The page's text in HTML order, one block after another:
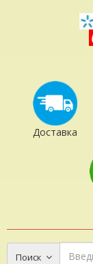
Доставка
Поиск